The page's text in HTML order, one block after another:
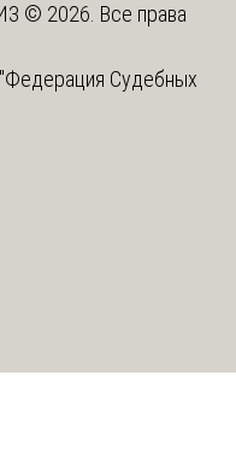
© 2026. Все права
Судебных